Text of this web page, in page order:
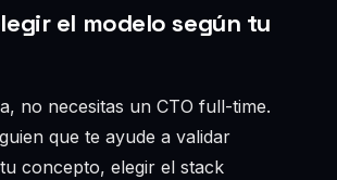
el modelo según tu
no necesitas un CTO full-time.
que te ayude a validar
concepto, elegir el stack